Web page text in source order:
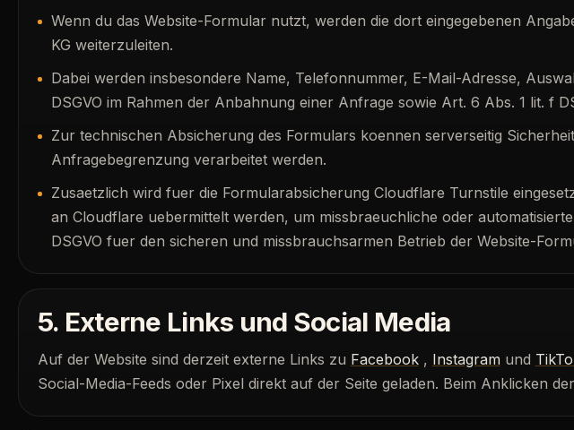
Wenn du das Website-Formular nutzt, werden die dort eingegebenen
KG weiterzuleiten.
Dabei werden insbesondere Name, Telefonnummer, E-Mail-Adresse,
DSGVO im Rahmen der Anbahnung einer Anfrage sowie Art. 6 Abs. 1 lit. f
Zur technischen Absicherung des Formulars koennen serverseitig
Anfragebegrenzung verarbeitet werden.
Zusaetzlich wird fuer die Formularabsicherung Cloudflare Turnstile
an Cloudflare uebermittelt werden, um missbraeuchliche oder
DSGVO fuer den sicheren und missbrauchsarmen Betrieb der Website-
5. Externe Links und Social Media
Auf der Website sind derzeit externe Links zu Facebook , Instagram und
Social-Media-Feeds oder Pixel direkt auf der Seite geladen. Beim Anklicken